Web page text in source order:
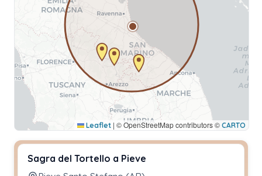
Leaflet | © OpenStreetMap contributors © CARTO
Sagra del Tortello a Pieve